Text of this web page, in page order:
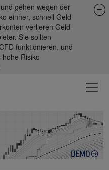
gehen wegen der
einher, schnell Geld
verlieren Geld
Sie sollten
funktionieren, und
hohe Risiko